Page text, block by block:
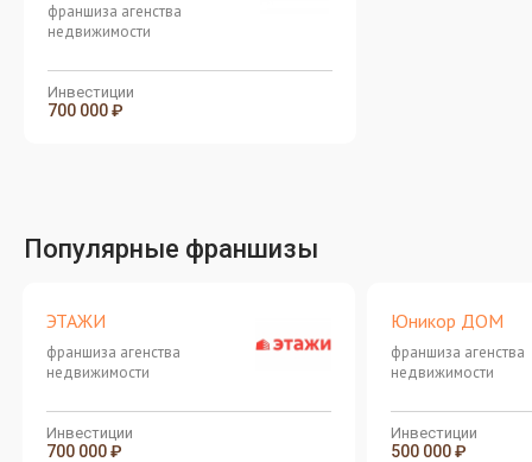
франшиза агенства
недвижимости
Инвестиции
700 000 ₽
Популярные франшизы
ЭТАЖИ
франшиза агенства
недвижимости
Инвестиции
700 000 ₽
Юникор ДОМ
франшиза агенства
недвижимости
Инвестиции
500 000 ₽